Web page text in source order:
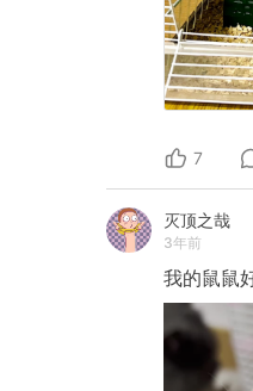
7
灭顶之哉
3年前
我的鼠鼠